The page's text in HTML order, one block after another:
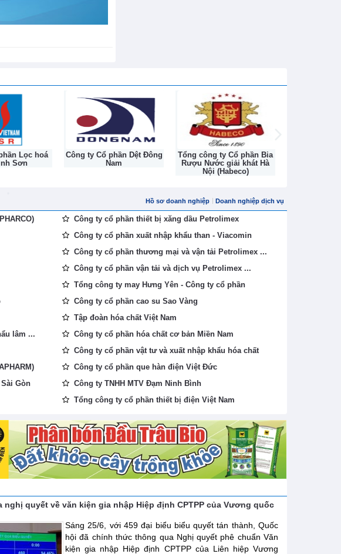
Lọc hoá
Sơn
Công ty Cổ phần Dệt Đông
Nam
Tổng công ty Cổ phần Bia
Rượu Nước giải khát Hà
Nội (Habeco)
Hồ sơ doanh nghiệp Doanh nghiệp dịch vụ
lâm ...
Gòn
Công ty cổ phần thiết bị xăng dầu Petrolimex
Công ty cổ phần xuất nhập khẩu than - Viacomin
Công ty cổ phần thương mại và vận tải Petrolimex ...
Công ty cổ phần vận tải và dịch vụ Petrolimex ...
Tổng công ty may Hưng Yên - Công ty cổ phần
Công ty cổ phần cao su Sao Vàng
Tập đoàn hóa chất Việt Nam
Công ty cổ phần hóa chất cơ bản Miền Nam
Công ty cổ phần vật tư và xuất nhập khẩu hóa chất
Công ty cổ phần que hàn điện Việt Đức
Công ty TNHH MTV Đạm Ninh Bình
Tổng công ty cổ phần thiết bị điện Việt Nam
nghị quyết về văn kiện gia nhập Hiệp định CPTPP của Vương quốc
Sáng 25/6, với 459 đại biểu biểu quyết tán thành, Quốc
hội đã chính thức thông qua Nghị quyết phê chuẩn Văn
kiện gia nhập Hiệp định CPTPP của Liên hiệp Vương